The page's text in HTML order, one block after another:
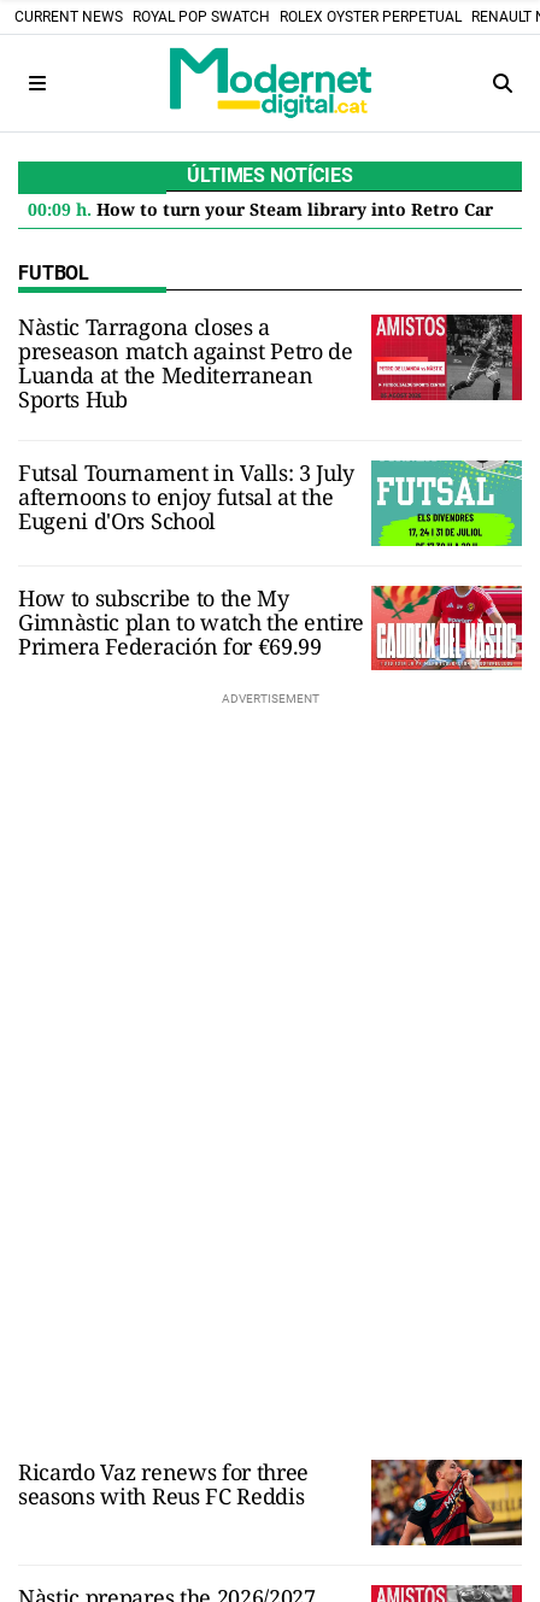
CURRENT NEWS ROYAL POP SWATCH ROLEX OYSTER PERPETUAL RENAULT
ÚLTIMES NOTÍCIES
00:09 h. How to turn your Steam library into Retro Cartridges: the DIY project that defies the digital future
FUTBOL
Nàstic Tarragona closes a
preseason match against Petro de
Luanda at the Mediterranean
Sports Hub
Futsal Tournament in Valls: 3 July
afternoons to enjoy futsal at the
Eugeni d'Ors School
How to subscribe to the My
Gimnàstic plan to watch the entire
Primera Federación for €69.99
Ricardo Vaz renews for three
seasons with Reus FC Reddis